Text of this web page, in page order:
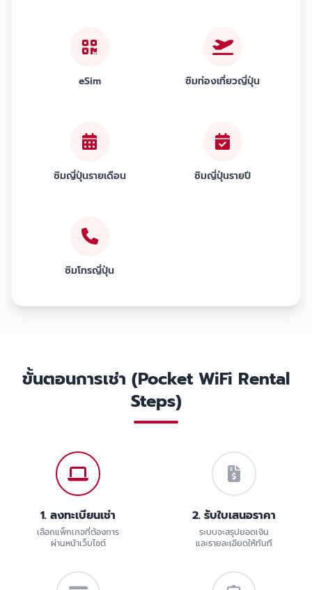
eSim ซิมท่องเที่ยวญี่ปุ่น
ซิมญี่ปุ่นรายเดือน ซิมญี่ปุ่นรายปี
ซิมโทรญี่ปุ่น
ขั้นตอนการเช่า (Pocket WiFi Rental
Steps)
1. ลงทะเบียนเช่า
เลือกแพ็กเกจที่ต้องการ
ผ่านหน้าเว็บไซต์
2. รับใบเสนอราคา
ระบบจะสรุปยอดเงิน
และรายละเอียดให้ทันที